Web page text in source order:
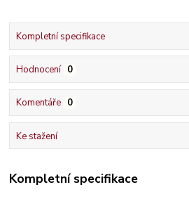
Kompletní specifikace
Hodnocení 0
Komentáře 0
Ke stažení
Kompletní specifikace